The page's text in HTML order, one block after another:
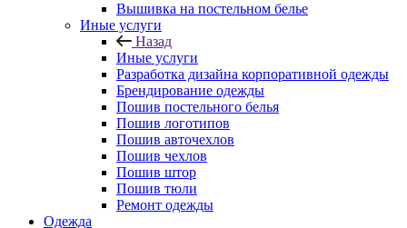
Вышивка на постельном белье
Иные услуги
Назад
Иные услуги
Разработка дизайна корпоративной одежды
Брендирование одежды
Пошив постельного белья
Пошив логотипов
Пошив авточехлов
Пошив чехлов
Пошив штор
Пошив тюли
Ремонт одежды
Одежда